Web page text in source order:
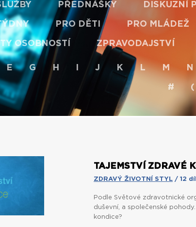
PŘEDNÁŠKY DISKUZNÍ
PRO DĚTI PRO MLÁDEŽ
OSOBNOSTÍ ZPRAVODAJSTVÍ
E G H J K L M N
# (
TAJEMSTVÍ ZDRAVÉ
ZDRAVÝ ŽIVOTNÍ STYL / 12
Podle Světové zdravotnické
duševní, a společenské
kondice?